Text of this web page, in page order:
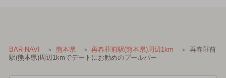
BAR-NAVI 熊本県 再春荘前駅(熊本県)周辺1km
再春荘前
駅(熊本県)周辺1kmでデートにお勧めのプールバー